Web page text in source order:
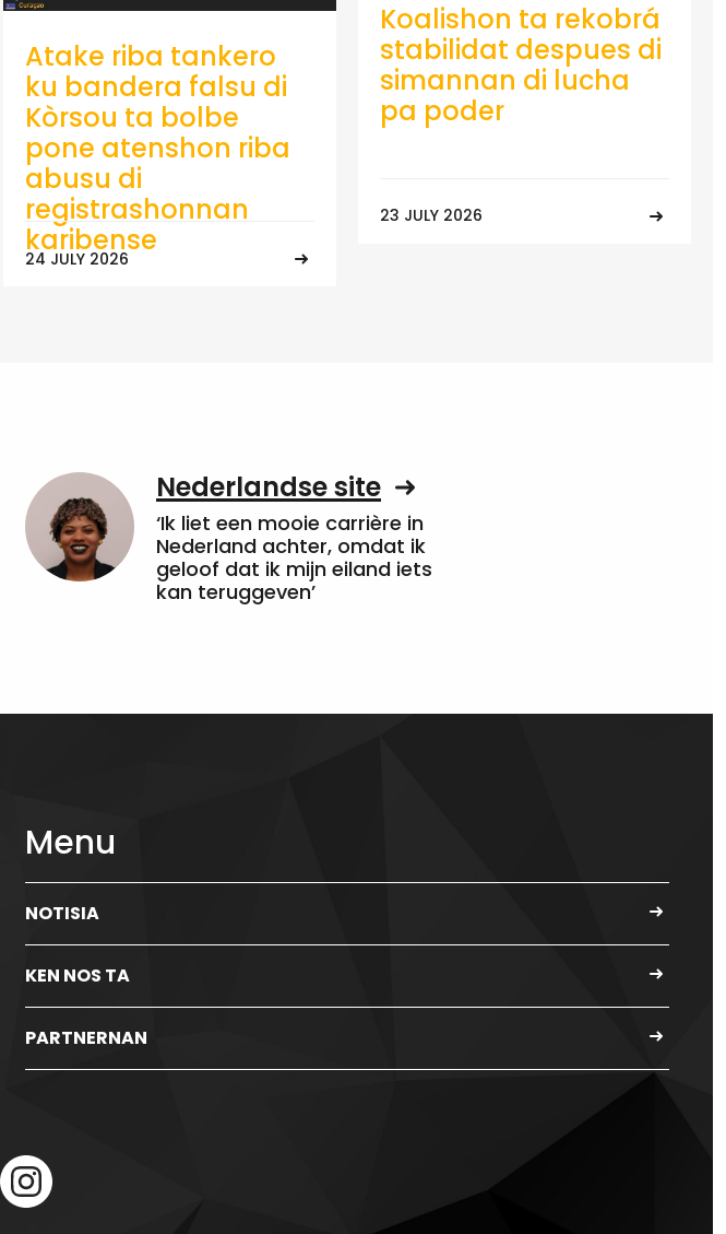
Atake riba tankero
ku bandera falsu di
Kòrsou ta bolbe
pone atenshon riba
abusu di
registrashonnan
karibense
24 JULY 2026
Koalishon ta rekobrá
stabilidat despues di
simannan di lucha
pa poder
23 JULY 2026
Nederlandse site
‘Ik liet een mooie carrière in
Nederland achter, omdat ik
geloof dat ik mijn eiland iets
kan teruggeven’
Menu
NOTISIA
KEN NOS TA
PARTNERNAN